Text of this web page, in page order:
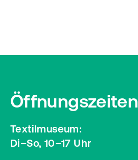
Öffnungszeiten
Textilmuseum:
Di–So, 10–17 Uhr